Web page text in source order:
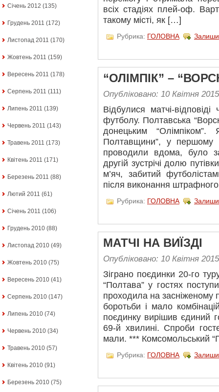
Січень 2012 (135)
Грудень 2011 (172)
Листопад 2011 (170)
Жовтень 2011 (159)
Вересень 2011 (178)
Серпень 2011 (111)
Липень 2011 (139)
Червень 2011 (143)
Травень 2011 (173)
Квітень 2011 (171)
Березень 2011 (88)
Лютий 2011 (61)
Січень 2011 (106)
Грудень 2010 (88)
Листопад 2010 (49)
Жовтень 2010 (75)
Вересень 2010 (41)
Серпень 2010 (147)
Липень 2010 (74)
Червень 2010 (34)
Травень 2010 (57)
Квітень 2010 (91)
Березень 2010 (75)
всіх стадіях плей-оф.
такому місті, як […]
Рубрика: ГОЛОВНА
“ОЛІМПІК” –
Опубліковано: 10 Квітня 2015
Відбулися матчі-
футболу. Полтавська
донецьким
Полтавщини”, у першому
проводили вдома, було
другій зустрічі долю
м’яч, забитий
після виконання
Рубрика: ГОЛОВНА
МАТЧІ НА ВИЇЗДІ
Опубліковано: 10 Квітня 2015
Зіграно поєдинки 20-го
“Полтава” у гостях
проходила на засніженому
боротьби і мало
поєдинку вирішив єдиний
69-й хвилині. Спроби
мали. *** Комсомольський
Рубрика: ГОЛОВНА